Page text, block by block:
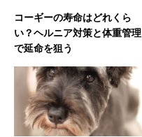
コーギーの寿命はどれくら
い？ヘルニア対策と体重管理
で延命を狙う